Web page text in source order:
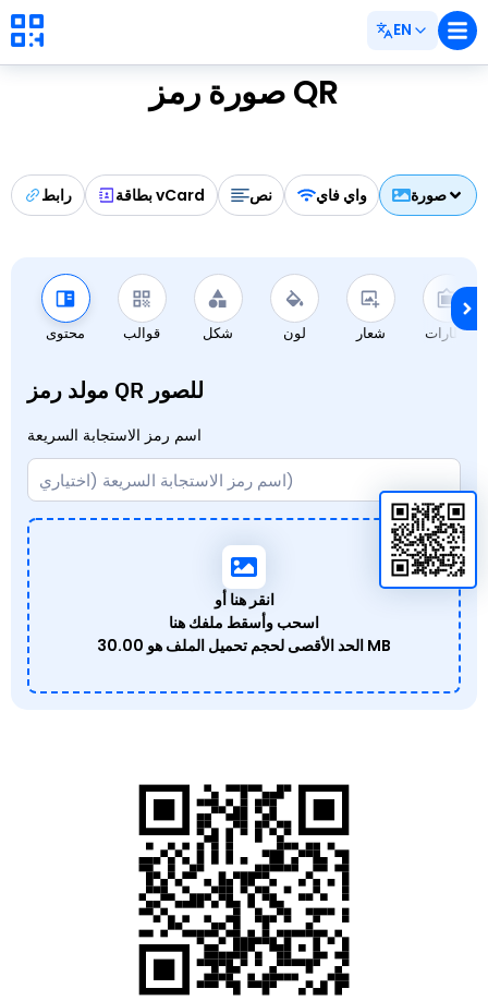
EN
صورة رمز QR
رابط بطاقة vCard نص واي فاي صورة
محتوى قوالب شكل لون شعار إطارات
مولد رمز QR للصور
اسم رمز الاستجابة السريعة
انقر هنا أو
اسحب وأسقط ملفك هنا
الحد الأقصى لحجم تحميل الملف هو 30.00 MB